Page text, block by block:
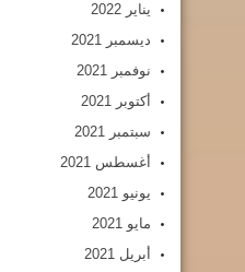
يناير 2022
ديسمبر 2021
نوفمبر 2021
أكتوبر 2021
سبتمبر 2021
أغسطس 2021
يونيو 2021
مايو 2021
أبريل 2021